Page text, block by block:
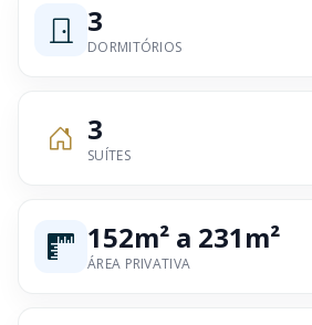
3
DORMITÓRIOS
3
SUÍTES
152m² a 231m²
ÁREA PRIVATIVA